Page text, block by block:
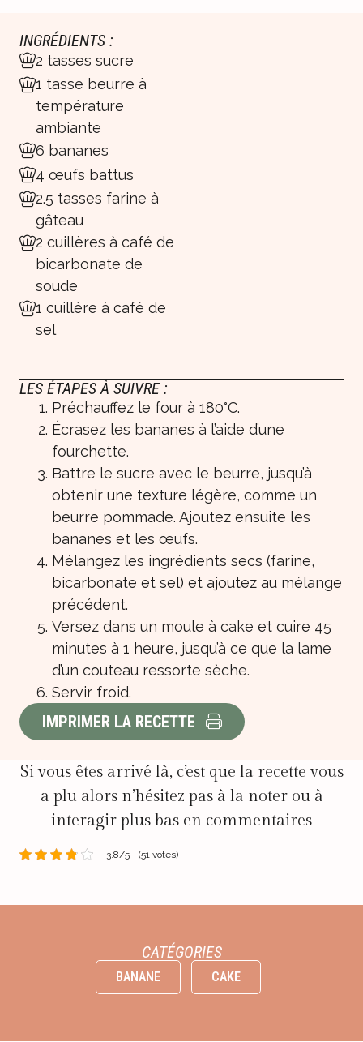
INGRÉDIENTS :
2 tasses sucre
1 tasse beurre à
température
ambiante
6 bananes
4 œufs battus
2.5 tasses farine à
gâteau
2 cuillères à café de
bicarbonate de
soude
1 cuillère à café de
sel
LES ÉTAPES À SUIVRE :
Préchauffez le four à 180°C.
Écrasez les bananes à l’aide d’une
fourchette.
Battre le sucre avec le beurre, jusqu’à
obtenir une texture légère, comme un
beurre pommade. Ajoutez ensuite les
bananes et les œufs.
Mélangez les ingrédients secs (farine,
bicarbonate et sel) et ajoutez au mélange
précédent.
Versez dans un moule à cake et cuire 45
minutes à 1 heure, jusqu’à ce que la lame
d’un couteau ressorte sèche.
Servir froid.
IMPRIMER LA RECETTE
Si vous êtes arrivé là, c’est que la recette vous
a plu alors n’hésitez pas à la noter ou à
interagir plus bas en commentaires
3.8/5 - (51 votes)
CATÉGORIES
BANANE CAKE